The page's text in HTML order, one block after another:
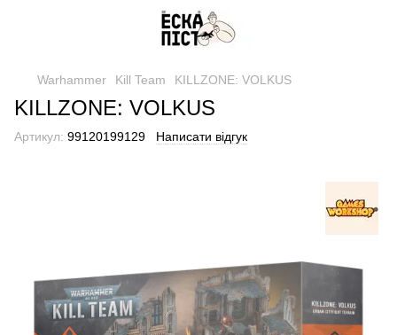
Warhammer Kill Team KILLZONE: VOLKUS
KILLZONE: VOLKUS
Артикул: 99120199129 Написати відгук